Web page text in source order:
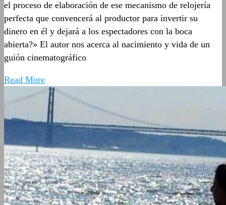
el proceso de elaboración de ese mecanismo de relojería
perfecta que convencerá al productor para invertir su
dinero en él y dejará a los espectadores con la boca
abierta?» El autor nos acerca al nacimiento y vida de un
guión cinematográfico
Read More